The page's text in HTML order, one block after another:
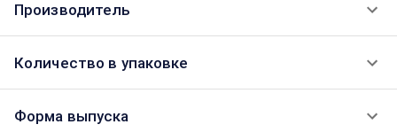
Производитель
Количество в упаковке
Форма выпуска